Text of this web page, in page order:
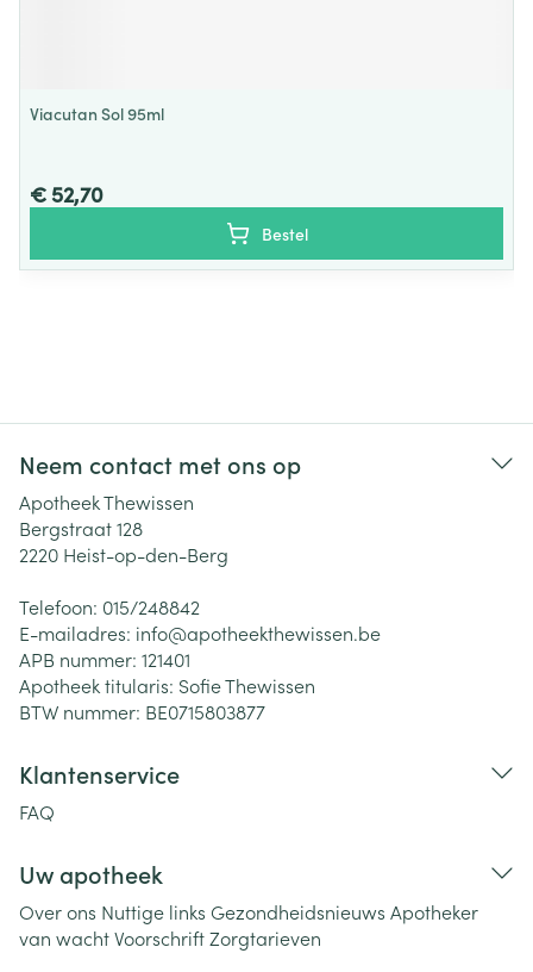
Viacutan Sol 95ml
€ 52,70
Bestel
Neem contact met ons op
Apotheek Thewissen
Bergstraat 128
2220 Heist-op-den-Berg
Telefoon: 015/248842
E-mailadres: info@apotheekthewissen.be
APB nummer: 121401
Apotheek titularis: Sofie Thewissen
BTW nummer: BE0715803877
Klantenservice
FAQ
Uw apotheek
Over ons Nuttige links Gezondheidsnieuws Apotheker
van wachtVoorschriftZorgtarieven